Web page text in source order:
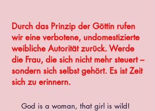
Durch das Prinzip der Göttin rufen
wir eine verbotene, undomestizierte
weibliche Autorität zurück. Werde
die Frau, die sich nicht mehr steuert –
sondern sich selbst gehört. Es ist Zeit
sich zu erinnern.
God is a woman, that girl is wild!